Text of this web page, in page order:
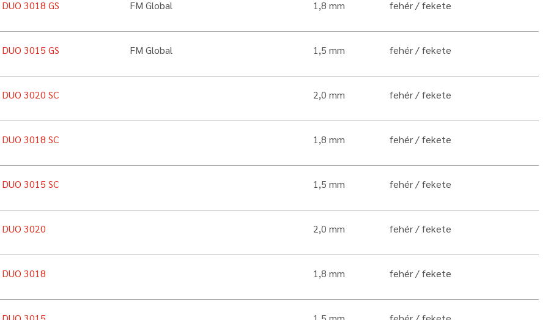
3018 GS FM Global 1,8 mm fehér fekete
3015 GS FM Global 1,5 mm fehér fekete
3020 SC 2,0 mm fehér fekete
3018 SC 1,8 mm fehér fekete
3015 SC 1,5 mm fehér fekete
3020 2,0 mm fehér fekete
3018 1,8 mm fehér fekete